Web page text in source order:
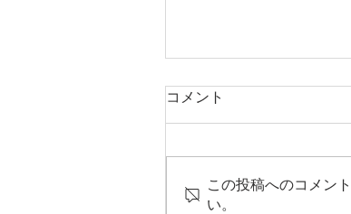
「大槌の家」建て方
コメント
この投稿へのコメン
い。